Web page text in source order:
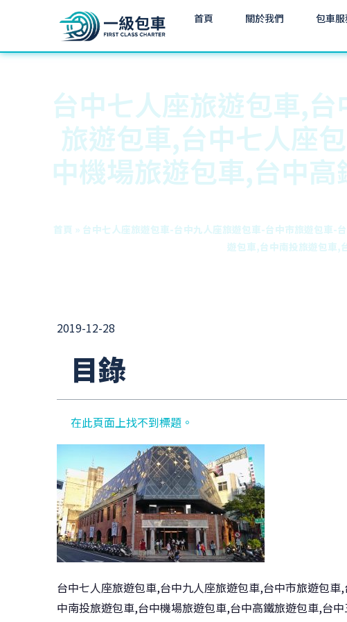
首頁 關於我們 包車
台中七人座旅遊包車,
旅遊包車,台中七人座
中機場旅遊包車,台中
首頁 » 台中七人座旅遊包車-台中九人座旅遊包車-台中市旅遊包車-
遊包車,台中南投旅遊包車,
2019-12-28
目錄
在此頁面上找不到標題。
台中七人座旅遊包車,台中九人座旅遊包車,台中市旅遊包
中南投旅遊包車,台中機場旅遊包車,台中高鐵旅遊包車,台